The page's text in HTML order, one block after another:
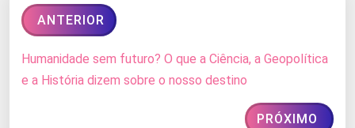
ANTERIOR
Humanidade sem futuro? O que a Ciência, a Geopolítica
e a História dizem sobre o nosso destino
PRÓXIMO